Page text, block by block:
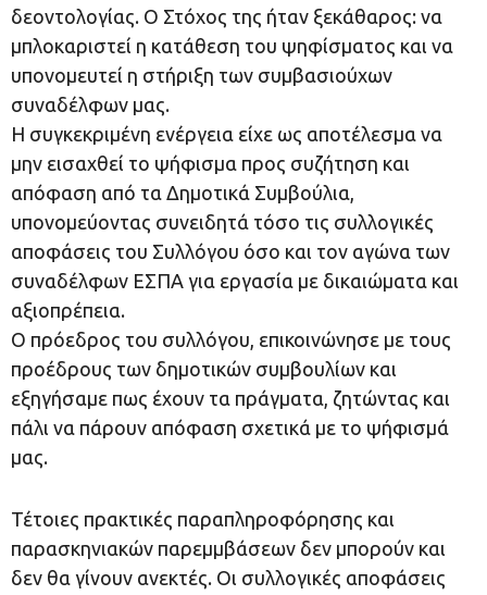
δεοντολογίας. Ο Στόχος της ήταν ξεκάθαρος: να
μπλοκαριστεί η κατάθεση του ψηφίσματος και να
υπονομευτεί η στήριξη των συμβασιούχων
συναδέλφων μας.
Η συγκεκριμένη ενέργεια είχε ως αποτέλεσμα να
μην εισαχθεί το ψήφισμα προς συζήτηση και
απόφαση από τα Δημοτικά Συμβούλια,
υπονομεύοντας συνειδητά τόσο τις συλλογικές
αποφάσεις του Συλλόγου όσο και τον αγώνα των
συναδέλφων ΕΣΠΑ για εργασία με δικαιώματα και
αξιοπρέπεια.
Ο πρόεδρος του συλλόγου, επικοινώνησε με τους
προέδρους των δημοτικών συμβουλίων και
εξηγήσαμε πως έχουν τα πράγματα, ζητώντας και
πάλι να πάρουν απόφαση σχετικά με το ψήφισμά
μας.
Τέτοιες πρακτικές παραπληροφόρησης και
παρασκηνιακών παρεμμβάσεων δεν μπορούν και
δεν θα γίνουν ανεκτές. Οι συλλογικές αποφάσεις